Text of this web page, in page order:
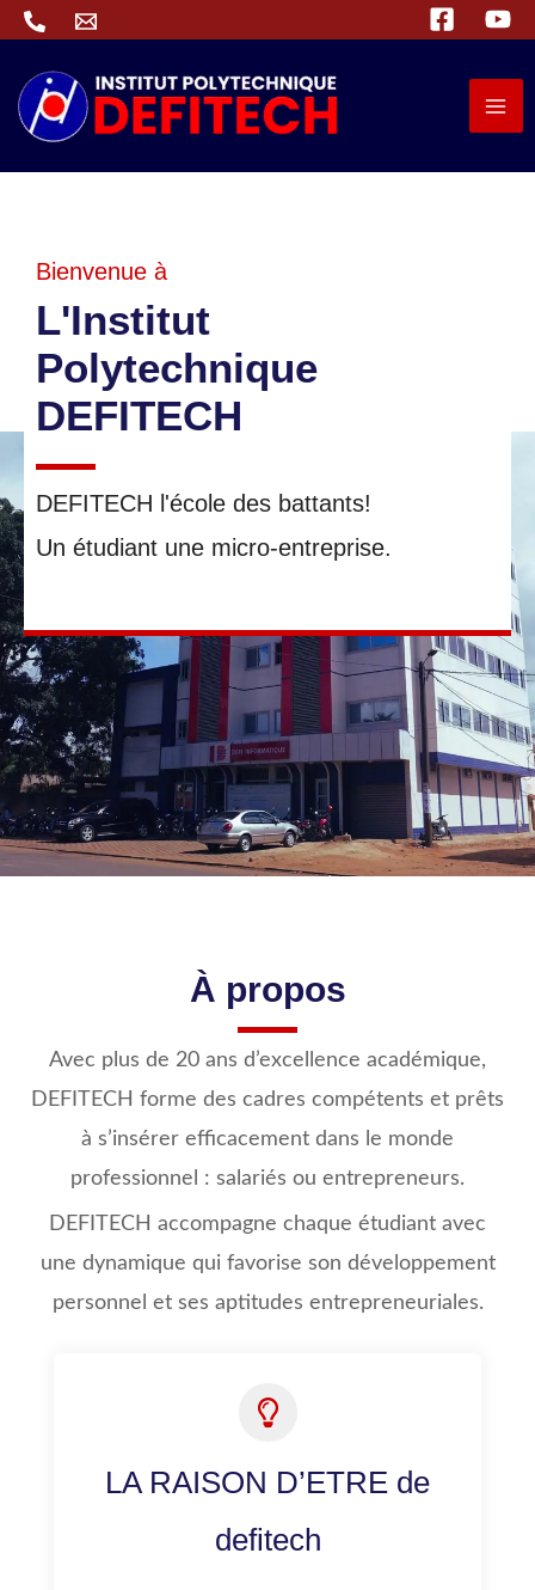
Aller
contenu
Bienvenue à
L'Institut
Polytechnique
DEFITECH
DEFITECH l'école des battants!
Un étudiant une micro-entreprise.
À propos
Avec plus de 20 ans d’excellence académique,
DEFITECH forme des cadres compétents et prêts
à s’insérer efficacement dans le monde
professionnel : salariés ou entrepreneurs.
DEFITECH accompagne chaque étudiant avec
une dynamique qui favorise son développement
personnel et ses aptitudes entrepreneuriales.
LA RAISON D’ETRE de
defitech